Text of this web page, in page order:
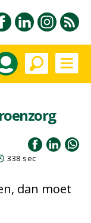
338 sec
dan moet